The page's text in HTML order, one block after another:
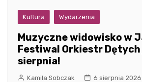
Kultura Wydarzenia
Muzyczne widowisko w
Festiwal Orkiestr Dętych
sierpnia!
Kamila Sobczak 6 sierpnia 2026